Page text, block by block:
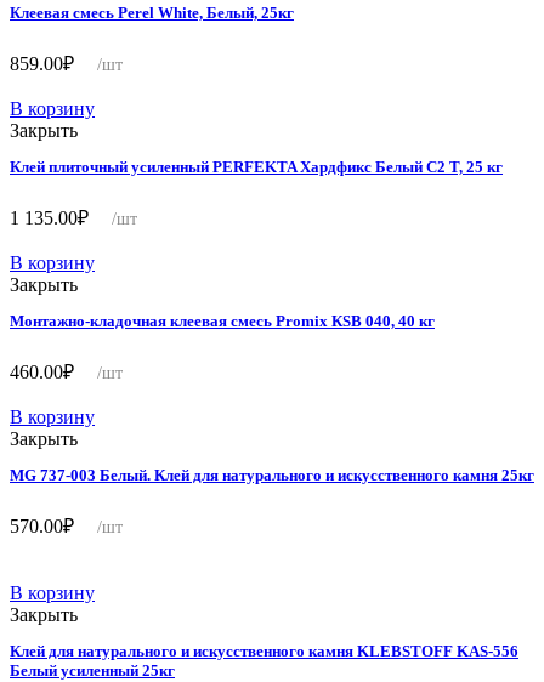
Клеевая смесь Perel White, Белый, 25кг
859.00₽ /шт
В корзину
Закрыть
Клей плиточный усиленный PERFEKTA Хардфикс Белый C2 Т, 25 кг
1 135.00₽ /шт
В корзину
Закрыть
Монтажно-кладочная клеевая смесь Promix КSB 040, 40 кг
460.00₽ /шт
В корзину
Закрыть
MG 737-003 Белый. Клей для натурального и искусственного камня 25кг
570.00₽ /шт
В корзину
Закрыть
Клей для натурального и искусственного камня KLEBSTOFF KAS-556
Белый усиленный 25кг